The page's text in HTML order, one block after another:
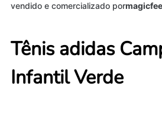
vendido e comercializado por
Tênis adidas
Infantil Verde